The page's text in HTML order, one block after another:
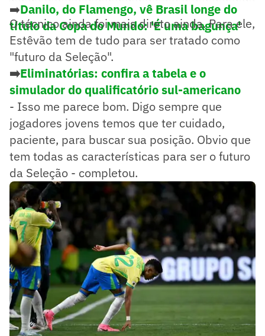
➡️Danilo, do Flamengo, vê Brasil longe do
título da Copa do Mundo: 'É uma bagunça'
O técnico ainda foi mais direto ainda. Para ele,
Estêvão tem de tudo para ser tratado como
"futuro da Seleção".
➡️Eliminatórias: confira a tabela e o
simulador do qualificatório sul-americano
- Isso me parece bom. Digo sempre que
jogadores jovens temos que ter cuidado,
paciente, para buscar sua posição. Obvio que
tem todas as características para ser o futuro
da Seleção - completou.